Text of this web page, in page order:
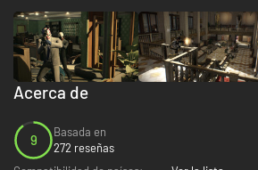
Acerca de
9
Basada en
272 reseñas